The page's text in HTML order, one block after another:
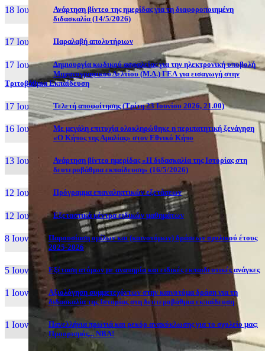
18 Ιουν, 26
Ανάρτηση βίντεο της ημερίδας για τη διαφοροποιημένη
διδασκαλία (14/5/2026)
17 Ιουν, 26 Παραλαβή απολυτήριων
17 Ιουν, 26
Δημιουργία κωδικού ασφαλείας για την ηλεκτρονική υποβολή
Μηχανογραφικού Δελτίου (Μ.Δ.) ΓΕΛ για εισαγωγή στην
Τριτοβάθμια Εκπαίδευση
17 Ιουν, 26 Τελετή αποφοίτησης (Τρίτη 23 Ιουνίου 2026, 21.00)
16 Ιουν, 26
Με μεγάλη επιτυχία ολοκληρώθηκε η περιπατητική ξενάγηση
«Ο Κήπος της Αμαλίας» στον Εθνικό Κήπο
13 Ιουν, 26
Ανάρτηση βίντεο ημερίδας «Η διδασκαλία της Ιστορίας στη
δευτεροβάθμια εκπαίδευση» (16/5/2026)
12 Ιουν, 26 Πρόγραμμα επαναληπτικών εξετάσεων
12 Ιουν, 26 Εξεταστικά κέντρα ειδικών μαθημάτων
8 Ιουν, 26
Παρουσίαση ομίλων και (καινοτόμων) δράσεων σχολικού έτους
2025-2026
5 Ιουν, 26 Εξέταση ατόμων με αναπηρία και ειδικές εκπαιδευτικές ανάγκες
1 Ιουν, 26
Αξιολόγηση συμμετεχόντων στην καινοτόμα δράση για τη
διδασκαλία της Ιστορίας στη δευτεροβάθμια εκπαίδευση
1 Ιουν, 26
Πανελλήνια πρωτιά και ρεκόρ ανακύκλωσης για το σχολείο μας:
Προορισμός... NBA!